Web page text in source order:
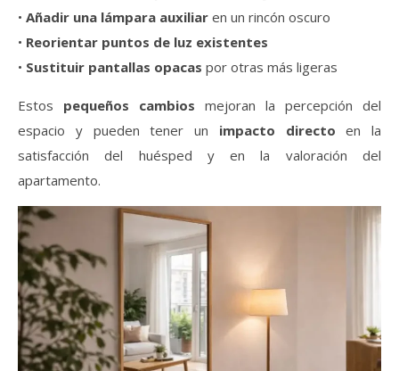
• Añadir una lámpara auxiliar en un rincón oscuro
• Reorientar puntos de luz existentes
• Sustituir pantallas opacas por otras más ligeras
Estos pequeños cambios mejoran la percepción del
espacio y pueden tener un impacto directo en la
satisfacción del huésped y en la valoración del
apartamento.